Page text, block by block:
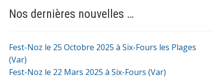
Nos dernières nouvelles …
Fest-Noz le 25 Octobre 2025 à Six-Fours les Plages
(Var)
Fest-Noz le 22 Mars 2025 à Six-Fours (Var)